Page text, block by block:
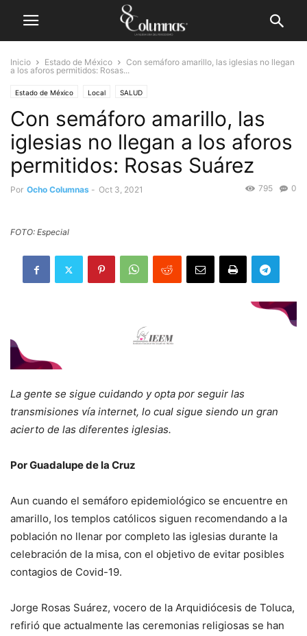
Inicio Estado de México
Con semáforo amarillo, las iglesias no llegan
a los aforos permitidos: Rosas...
Estado de México Local SALUD
Con semáforo amarillo, las
iglesias no llegan a los aforos
permitidos: Rosas Suárez
Por Ocho Columnas - Oct 3, 2021 0
795
FOTO: Especial
La gente se sigue cuidando y opta por seguir las
transmisiones vía internet, lo cual sigue siendo un gran
acierto de las diferentes iglesias.
Por Guadalupe de la Cruz
Aun cuando el semáforo epidemiológico se encuentre en
amarillo, los templos católicos siguen recomendando a la
población no llenar por completo las iglesias durante la
celebración de la misa, con el objetivo de evitar posibles
contagios de Covid-19.
Jorge Rosas Suárez, vocero de la Arquidiócesis de Toluca,
refirió que actualmente las ceremonias religiosas se han